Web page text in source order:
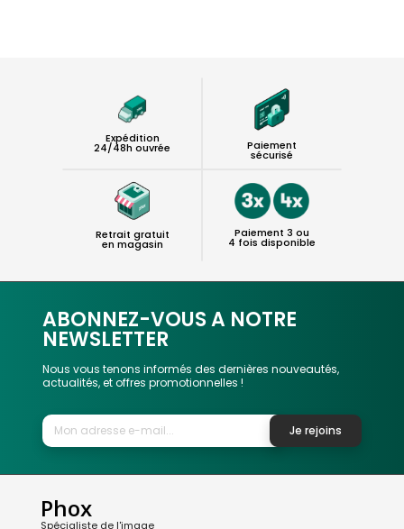
Expédition
24/48h ouvrée Paiement
sécurisé
Retrait gratuit
en magasin
Paiement 3 ou
4 fois disponible
ABONNEZ-VOUS A NOTRE
NEWSLETTER
Nous vous tenons informés des dernières nouveautés,
actualités, et offres promotionnelles !
Je rejoins
Phox
Spécialiste de l'image